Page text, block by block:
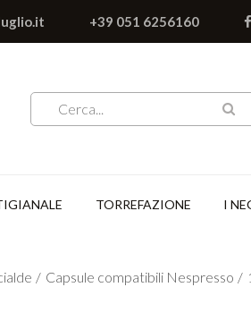
+39 051 6256160
TORREFAZIONE I
Capsule compatibili Nespresso